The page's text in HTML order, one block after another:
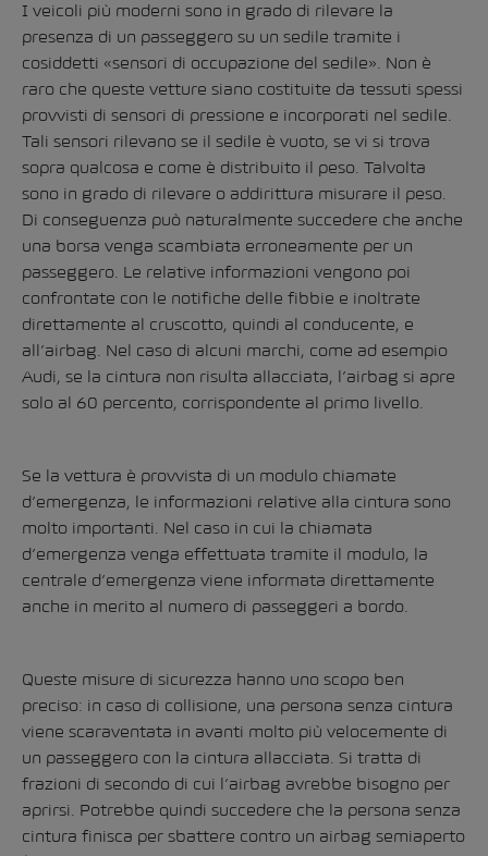
I veicoli più moderni sono in grado di rilevare la
presenza di un passeggero su un sedile tramite i
cosiddetti «sensori di occupazione del sedile». Non è
raro che queste vetture siano costituite da tessuti spessi
provvisti di sensori di pressione e incorporati nel sedile.
Tali sensori rilevano se il sedile è vuoto, se vi si trova
sopra qualcosa e come è distribuito il peso. Talvolta
sono in grado di rilevare o addirittura misurare il peso.
Di conseguenza può naturalmente succedere che anche
una borsa venga scambiata erroneamente per un
passeggero. Le relative informazioni vengono poi
confrontate con le notifiche delle fibbie e inoltrate
direttamente al cruscotto, quindi al conducente, e
all’airbag. Nel caso di alcuni marchi, come ad esempio
Audi, se la cintura non risulta allacciata, l’airbag si apre
solo al 60 percento, corrispondente al primo livello.
Se la vettura è provvista di un modulo chiamate
d’emergenza, le informazioni relative alla cintura sono
molto importanti. Nel caso in cui la chiamata
d’emergenza venga effettuata tramite il modulo, la
centrale d’emergenza viene informata direttamente
anche in merito al numero di passeggeri a bordo.
Queste misure di sicurezza hanno uno scopo ben
preciso: in caso di collisione, una persona senza cintura
viene scaraventata in avanti molto più velocemente di
un passeggero con la cintura allacciata. Si tratta di
frazioni di secondo di cui l’airbag avrebbe bisogno per
aprirsi. Potrebbe quindi succedere che la persona senza
cintura finisca per sbattere contro un airbag semiaperto